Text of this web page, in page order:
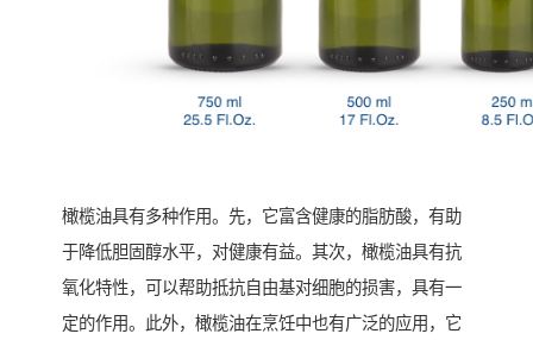
橄榄油具有多种作用。先，它富含健康的脂肪酸，有助
于降低胆固醇水平，对健康有益。其次，橄榄油具有抗
氧化特性，可以帮助抵抗自由基对细胞的损害，具有一
定的作用。此外，橄榄油在烹饪中也有广泛的应用，它